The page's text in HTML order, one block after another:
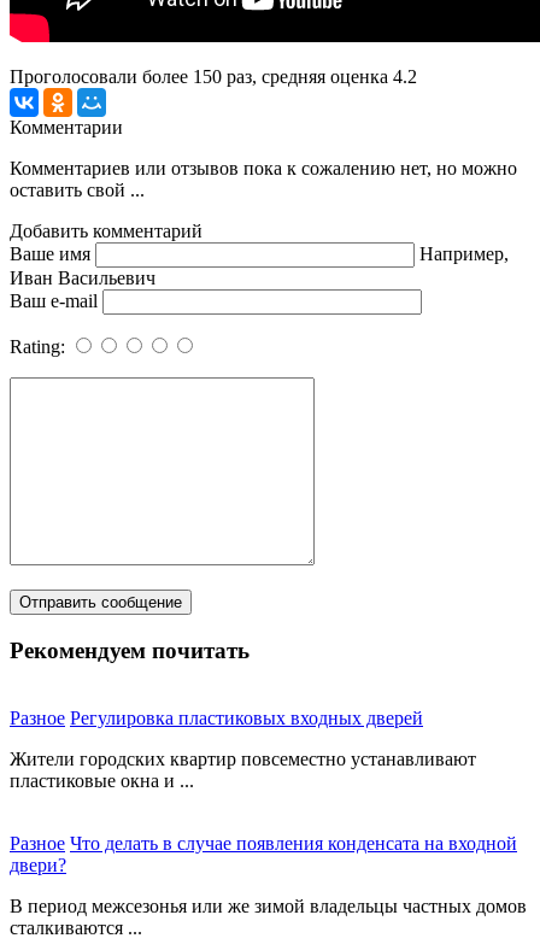
Проголосовали более 150 раз, средняя оценка 4.2
Комментарии
Комментариев или отзывов пока к сожалению нет, но можно
оставить свой ...
Добавить комментарий
Ваше имя
Например,
Иван Васильевич
Ваш e-mail
Rating:
Рекомендуем почитать
Разное Регулировка пластиковых входных дверей
Жители городских квартир повсеместно устанавливают
пластиковые окна и ...
Разное Что делать в случае появления конденсата на входной
двери?
В период межсезонья или же зимой владельцы частных домов
сталкиваются ...